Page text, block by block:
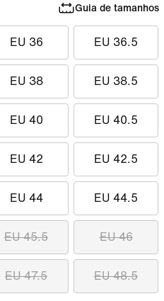
Guia de tamanhos
EU 36 EU 36.5
EU 38 EU 38.5
EU 40 EU 40.5
EU 42 EU 42.5
EU 44 EU 44.5
EU 45.5 EU 46
EU 47.5 EU 48.5